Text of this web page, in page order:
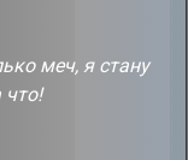
меч, я стану